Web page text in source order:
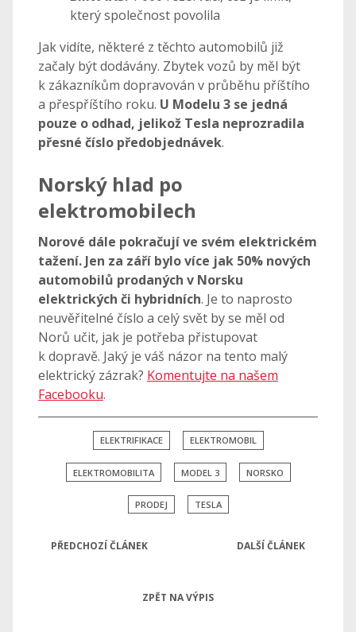
který společnost povolila
Jak vidíte, některé z těchto automobilů již
začaly být dodávány. Zbytek vozů by měl být
k zákazníkům dopravován v průběhu příštího
a přespříštího roku. U Modelu 3 se jedná
pouze o odhad, jelikož Tesla neprozradila
přesné číslo předobjednávek.
Norský hlad po
elektromobilech
Norové dále pokračují ve svém elektrickém
tažení. Jen za září bylo více jak 50% nových
automobilů prodaných v Norsku
elektrických či hybridních. Je to naprosto
neuvěřitelné číslo a celý svět by se měl od
Norů učit, jak je potřeba přistupovat
k dopravě. Jaký je váš názor na tento malý
elektrický zázrak? Komentujte na našem
Facebooku.
ELEKTRIFIKACE ELEKTROMOBIL
ELEKTROMOBILITA MODEL 3 NORSKO
PRODEJ TESLA
PŘEDCHOZÍ ČLÁNEK DALŠÍ ČLÁNEK
ZPĚT NA VÝPIS